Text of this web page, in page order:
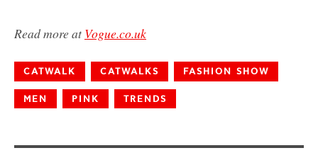
Read more at Vogue.co.uk
CATWALK CATWALKS FASHION SHOW
MEN PINK TRENDS